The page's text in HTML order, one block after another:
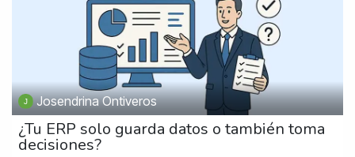
Josendrina Ontiveros
¿Tu ERP solo guarda datos o también toma
decisiones?